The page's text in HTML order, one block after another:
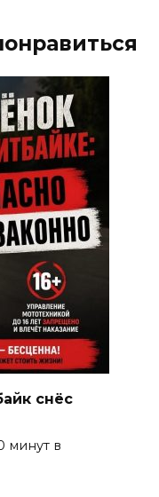
снёс
минут в